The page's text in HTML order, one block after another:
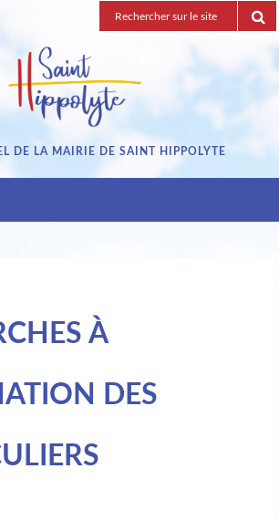
Recherche
pour
DE LA MAIRIE DE SAINT HIPPOLYTE
À
DES